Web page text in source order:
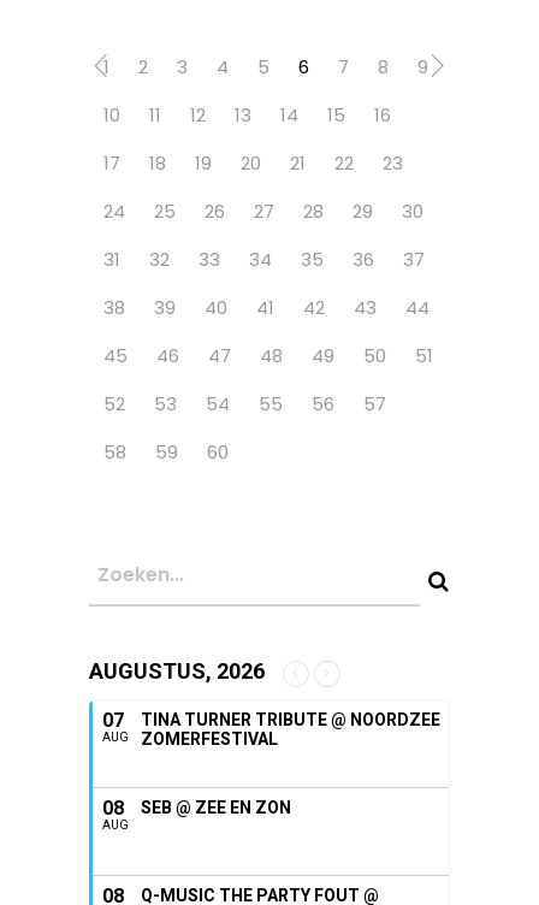
1 2 3 4 5 6 7 8
9
10
11 12 13 14 15
16
17
18 19 20 21 22
23
24
25 26 27 28 29
30
31
32 33 34 35 36
37
38
39 40 41 42 43
44
45
46 47 48 49 50
51
52
53 54 55 56
57
58
59 60
AUGUSTUS, 2026
07
AUG
TINA TURNER TRIBUTE @ NOORDZEE
ZOMERFESTIVAL
08
AUG
SEB @ ZEE EN ZON
08
Q-MUSIC THE PARTY FOUT @